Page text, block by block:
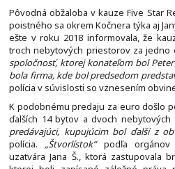
Pôvodná obžaloba v kauze Five Star
poistného sa okrem Kočnera týka aj
ešte v roku 2018 informovala, že
troch nebytových priestorov za jedno
spoločnosť, ktorej konateľom bol
bola firma, kde bol predsedom
polícia v súvislosti so vznesením
K podobnému predaju za euro došlo
ďalších 14 bytov a dvoch nebytových
predávajúci, kupujúcim bol ďalší z
polícia. „Štvorlístok“podľa orgánov
uzatvára Jana Š., ktorá zastupovala